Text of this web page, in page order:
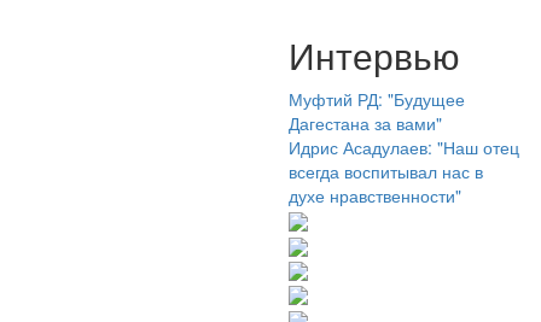
Интервью
Муфтий РД: "Будущее
Дагестана за вами"
Идрис Асадулаев: "Наш отец
всегда воспитывал нас в
духе нравственности"